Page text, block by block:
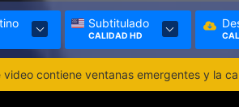
Subtitulado
CALIDAD HD
video contiene ventanas emergentes y la